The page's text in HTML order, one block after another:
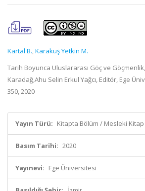
Kartal B.,Karakuş Yetkin M.
Tarih Boyunca Uluslararası Göç ve
Karadağ,Ahu Selin Erkul Yağcı, Editör, Ege
350, 2020
Yayın Türü: Kitapta Bölüm / Mesleki Kitap
Basım Tarihi: 2020
Yayınevi: Ege Üniversitesi